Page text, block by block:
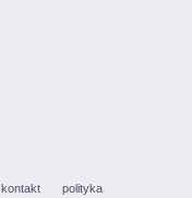
kontakt polityka